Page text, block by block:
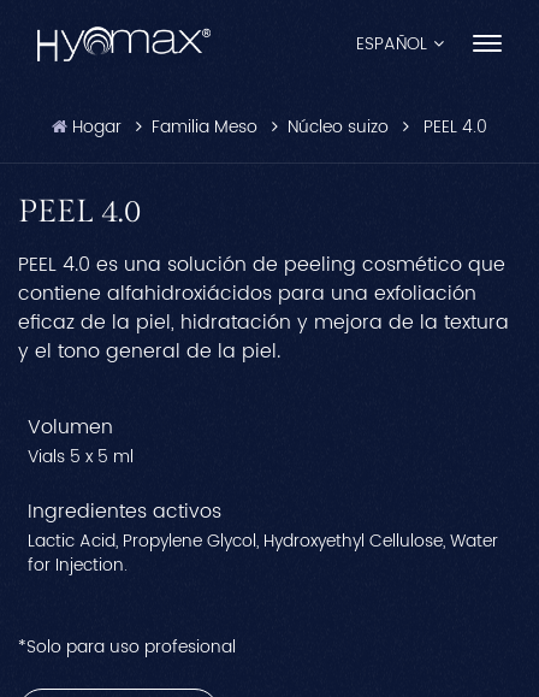
ESPAÑOL
Español
Pусский
Português
Hogar Familia Meso Núcleo suizo PEEL 4.0
PEEL 4.0
PEEL 4.0 es una solución de peeling cosmético que
contiene alfahidroxiácidos para una exfoliación
eficaz de la piel, hidratación y mejora de la textura
y el tono general de la piel.
Volumen
Vials 5 x 5 ml
Ingredientes activos
Lactic Acid, Propylene Glycol, Hydroxyethyl Cellulose, Water
for Injection.
*Solo para uso profesional